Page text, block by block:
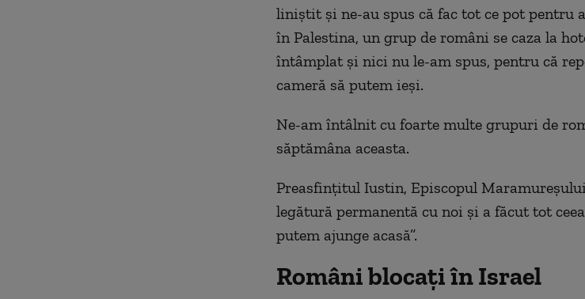
liniștit și ne-au spus că fac tot ce pot pentru
în Palestina, un grup de români se caza la
întâmplat și nici nu le-am spus, pentru că
cameră să putem ieși.
Ne-am întâlnit cu foarte multe grupuri de
săptămâna aceasta.
Preasfințitul Iustin, Episcopul
legătură permanentă cu noi și a făcut tot
putem ajunge acasă”.
Români blocați în Israel